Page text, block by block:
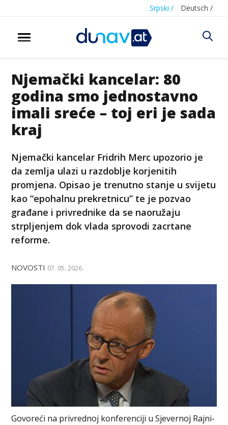
Srpski / Deutsch /
Njemački kancelar: 80
godina smo jednostavno
imali sreće – toj eri je sada
kraj
Njemački kancelar Fridrih Merc upozorio je
da zemlja ulazi u razdoblje korjenitih
promjena. Opisao je trenutno stanje u svijetu
kao “epohalnu prekretnicu” te je pozvao
građane i privrednike da se naoružaju
strpljenjem dok vlada sprovodi zacrtane
reforme.
NOVOSTI 07. 05. 2026.
Govoreći na privrednoj konferenciji u Sjevernoj Rajni-